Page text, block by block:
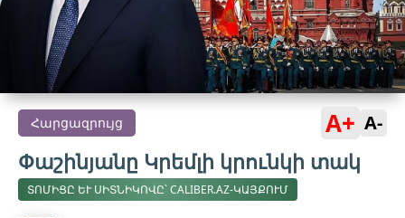
Հարցազրույց A+ A-
Փաշինյանը Կրեմլի կրունկի տակ
ՏՈՄԻՑԸ ԵՒ ՍԻՏՆԻԿՈՎԸ՝ CALIBER.AZ-ԿԱՅՔՈՒՄ